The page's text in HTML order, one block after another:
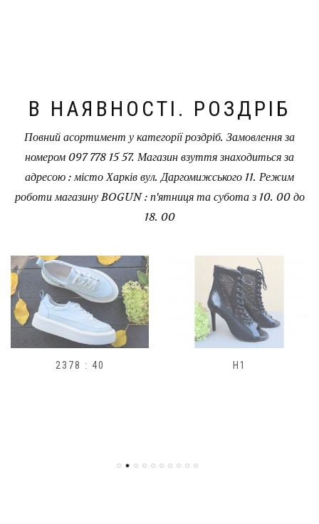
В НАЯВНОСТІ. РОЗДРІБ
Повний асортимент у категорії роздріб. Замовлення за
номером 097 778 15 57. Магазин взуття знаходиться за
адресою : місто Харків вул. Даргомижського 11. Режим
роботи магазину BOGUN : п'ятниця та субота з 10. 00 до
18. 00
2378 : 40 H1